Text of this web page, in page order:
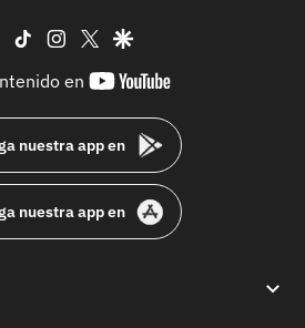
facebook
tiktok instagram
twittergoogle
en
youtube-
nuestra app en
nuestra app en